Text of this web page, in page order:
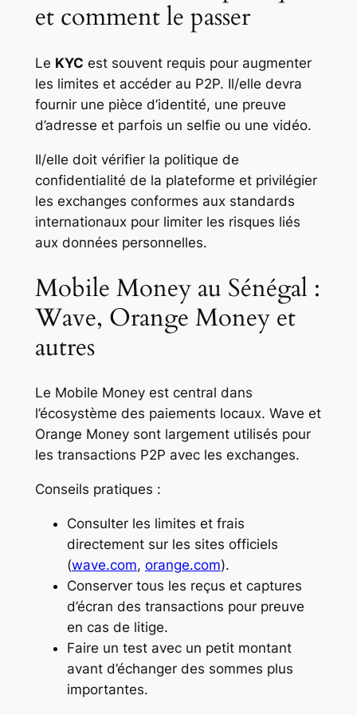
et comment le passer
Le KYC est souvent requis pour augmenter
les limites et accéder au P2P. Il/elle devra
fournir une pièce d’identité, une preuve
d’adresse et parfois un selfie ou une vidéo.
Il/elle doit vérifier la politique de
confidentialité de la plateforme et privilégier
les exchanges conformes aux standards
internationaux pour limiter les risques liés
aux données personnelles.
Mobile Money au Sénégal :
Wave, Orange Money et
autres
Le Mobile Money est central dans
l’écosystème des paiements locaux. Wave et
Orange Money sont largement utilisés pour
les transactions P2P avec les exchanges.
Conseils pratiques :
Consulter les limites et frais
directement sur les sites officiels
(wave.com, orange.com).
Conserver tous les reçus et captures
d’écran des transactions pour preuve
en cas de litige.
Faire un test avec un petit montant
avant d’échanger des sommes plus
importantes.